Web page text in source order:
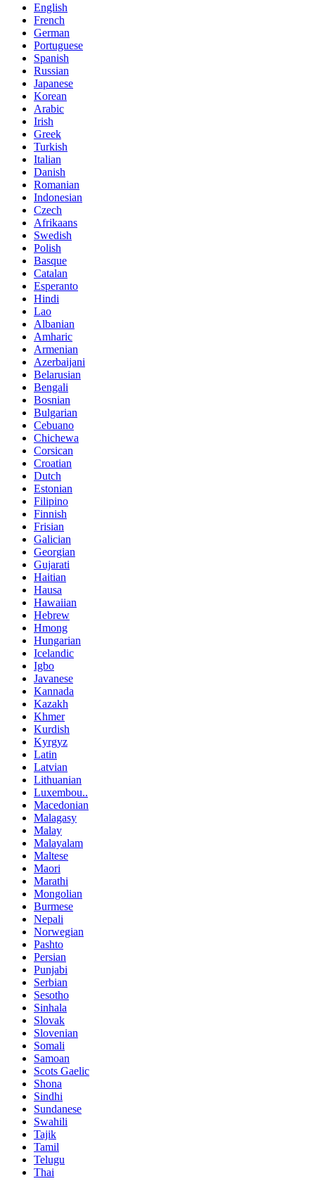
English
French
German
Portuguese
Spanish
Russian
Japanese
Korean
Arabic
Irish
Greek
Turkish
Italian
Danish
Romanian
Indonesian
Czech
Afrikaans
Swedish
Polish
Basque
Catalan
Esperanto
Hindi
Lao
Albanian
Amharic
Armenian
Azerbaijani
Belarusian
Bengali
Bosnian
Bulgarian
Cebuano
Chichewa
Corsican
Croatian
Dutch
Estonian
Filipino
Finnish
Frisian
Galician
Georgian
Gujarati
Haitian
Hausa
Hawaiian
Hebrew
Hmong
Hungarian
Icelandic
Igbo
Javanese
Kannada
Kazakh
Khmer
Kurdish
Kyrgyz
Latin
Latvian
Lithuanian
Luxembou..
Macedonian
Malagasy
Malay
Malayalam
Maltese
Maori
Marathi
Mongolian
Burmese
Nepali
Norwegian
Pashto
Persian
Punjabi
Serbian
Sesotho
Sinhala
Slovak
Slovenian
Somali
Samoan
Scots Gaelic
Shona
Sindhi
Sundanese
Swahili
Tajik
Tamil
Telugu
Thai